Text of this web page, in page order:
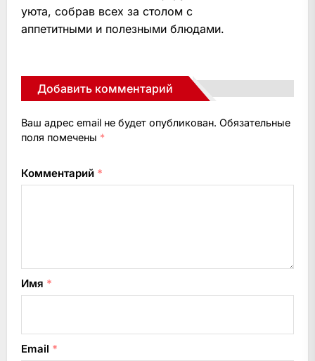
уюта, собрав всех за столом с
аппетитными и полезными блюдами.
Добавить комментарий
Ваш адрес email не будет опубликован. Обязательные
поля помечены *
Комментарий *
Имя *
Email *